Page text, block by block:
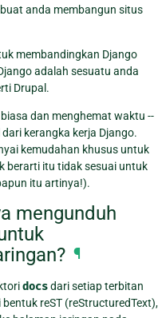
anda membangun situs
membandingkan Django
adalah sesuatu anda
Drupal.
dan menghemat waktu --
kerangka kerja Django.
kemudahan khusus untuk
berarti itu tidak sesuai untuk
itu artinya!).
mengunduh
¶
docsdari setiap terbitan
reST (reStructuredText),